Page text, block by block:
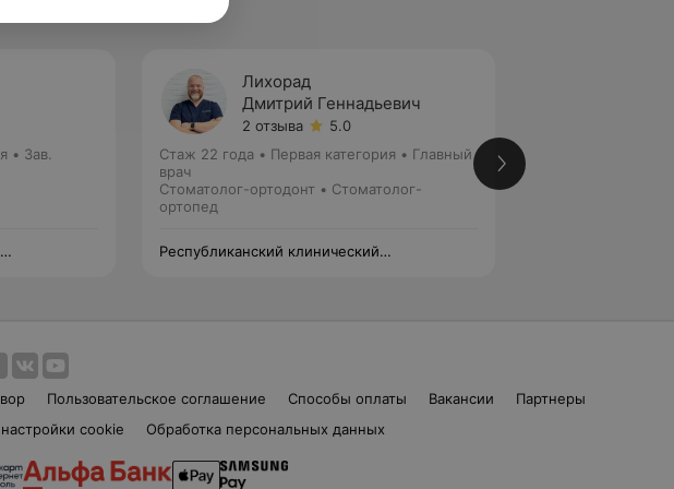
• Зав.
Лихорад
Дмитрий Геннадьевич
2 отзыва
5.0
Стаж 22 года • Первая категория • Главный
врач
Стоматолог-ортодонт • Стоматолог-
ортопед
Республиканский клинический
Пользовательское соглашение Способы оплаты Вакансии
Партнеры
cookie Обработка персональных данных